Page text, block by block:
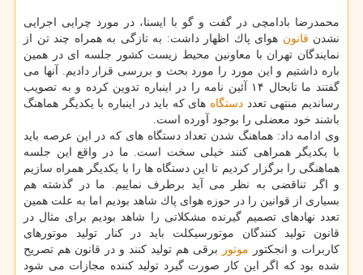
محمدرضا بادامچی در گفت و گو با ایسنا، در مورد چرایی اجرایی
نشدن قانون هوای پاك اظهار داشت: به تازگی به همراه چند تن از
نمایندگان تهران با معاونین محیط زیست كشور جلسه ای در همین
باره داشتیم و این مورد را مورد بحث و بررسی قرار دادیم. آنها می
گفتند ما تابحال ۱۴ آئین نامه را در اینباره تدوین كرده و به تصویب
رساندیم منتهی تعدد دستگاه های كه باید در اینباره با یكدیگر هماهنگ
باشند خود معضلی را بوجود آورده است.
وی ادامه داد: هماهنگ شدن تعداد دستگاه های كه در این عرصه باید
با یكدیگر همراهی كنند خیلی سخت است. ما در واقع این جلسه
هماهنگی را برگزار كردیم تا این دستگاه ها را با یكدیگر همراه سازیم
و اگر تناقضی به نظر می آید برطرف نماییم. ما در گذشته هم
بسیاری از قوانین را در حوزه هوای پاك شاهد بودیم اما به علت همین
تعدد نهادهای تصمیم گیرنده مشكلاتی را شاهد بودیم برای مثال در
قانون تولید كنندگان موتورسیكلت باید در كنار تولید موتورهای
كاربرات و انجكتور موتور
برقی هم تولید كنند و در قانون هم تصریح
شده بود كه اگر این كار صورت گیرد تولید كننده مجازات می شود